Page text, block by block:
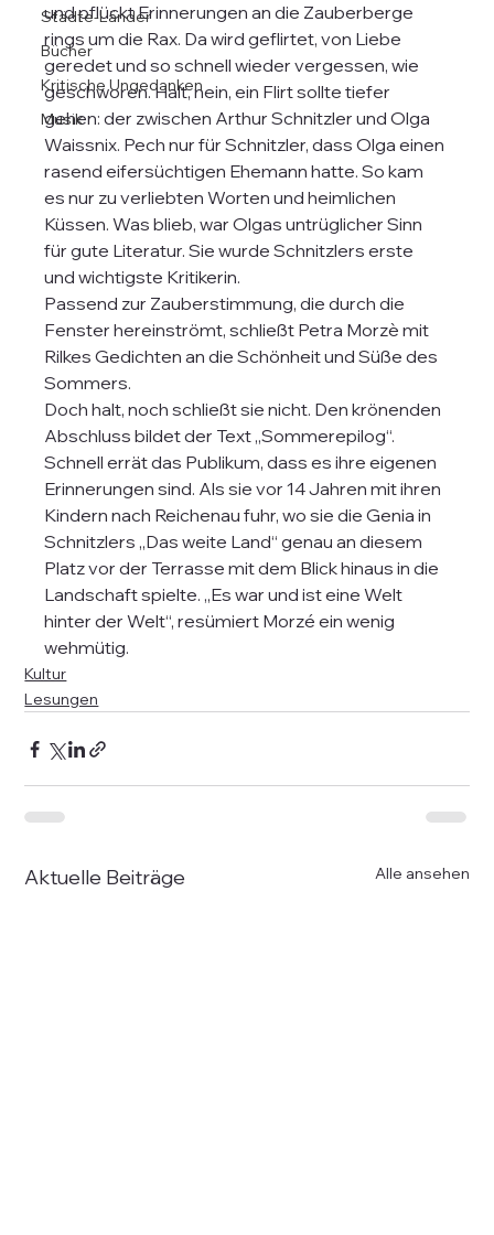
Städte-Länder
Bücher
Kritische Ungedanken
Musik
und pflückt Erinnerungen an die Zauberberge
rings um die Rax. Da wird geflirtet, von Liebe
geredet und so schnell wieder vergessen, wie
geschworen. Halt, nein, ein Flirt sollte tiefer
gehen: der zwischen Arthur Schnitzler und Olga
Waissnix. Pech nur für Schnitzler, dass Olga einen
rasend eifersüchtigen Ehemann hatte. So kam
es nur zu verliebten Worten und heimlichen
Küssen. Was blieb, war Olgas untrüglicher Sinn
für gute Literatur. Sie wurde Schnitzlers erste
und wichtigste Kritikerin.
Passend zur Zauberstimmung, die durch die
Fenster hereinströmt, schließt Petra Morzè mit
Rilkes Gedichten an die Schönheit und Süße des
Sommers.
Doch halt, noch schließt sie nicht. Den krönenden
Abschluss bildet der Text „Sommerepilog“.
Schnell errät das Publikum, dass es ihre eigenen
Erinnerungen sind. Als sie vor 14 Jahren mit ihren
Kindern nach Reichenau fuhr, wo sie die Genia in
Schnitzlers „Das weite Land“ genau an diesem
Platz vor der Terrasse mit dem Blick hinaus in die
Landschaft spielte. „Es war und ist eine Welt
hinter der Welt“, resümiert Morzé ein wenig
wehmütig.
Kultur
Lesungen
Aktuelle Beiträge Alle ansehen